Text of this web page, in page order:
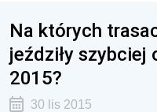
Na których
jeździły szybciej
2015?
30 lis 2015